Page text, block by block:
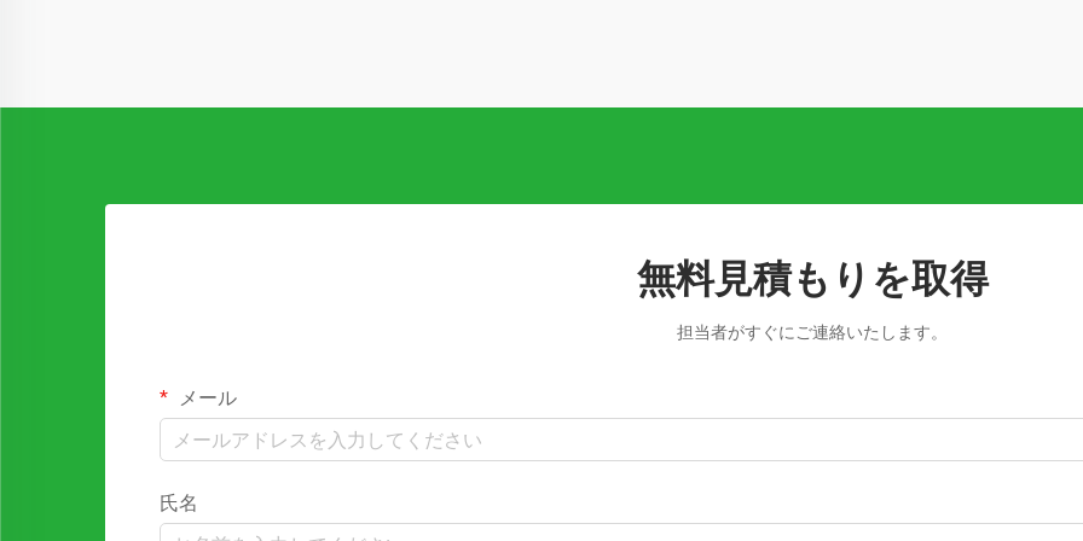
無料見積もりを取得
担当者がすぐにご連絡いたします。
メール
氏名